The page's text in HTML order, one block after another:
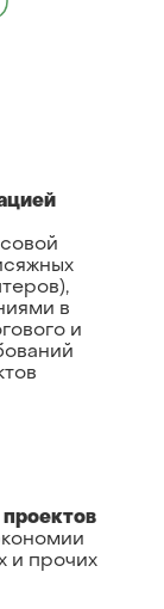
в
и
и прочих